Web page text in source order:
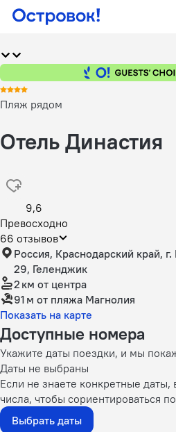
Пляж рядом
Отель Династия
9,6
Превосходно
66 отзывов
Россия, Краснодарский край,
29, Геленджик
2 км от центра
91 м от пляжа Магнолия
Показать на карте
Доступные номера
Укажите даты поездки, и мы
Даты не выбраны
Если не знаете конкретные
числа, чтобы сориентироваться
Выбрать даты